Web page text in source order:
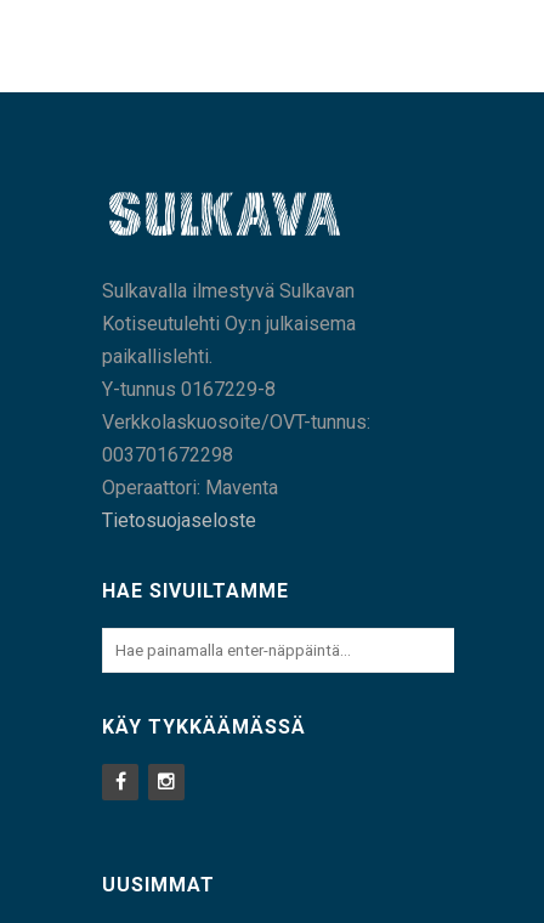
Sulkavalla ilmestyvä Sulkavan
Kotiseutulehti Oy:n julkaisema
paikallislehti.
Y-tunnus 0167229-8
Verkkolaskuosoite/OVT-tunnus:
003701672298
Operaattori: Maventa
Tietosuojaseloste
HAE SIVUILTAMME
KÄY TYKKÄÄMÄSSÄ
UUSIMMAT